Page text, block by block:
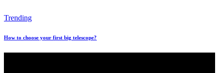
Trending
How to choose your first big telescope?